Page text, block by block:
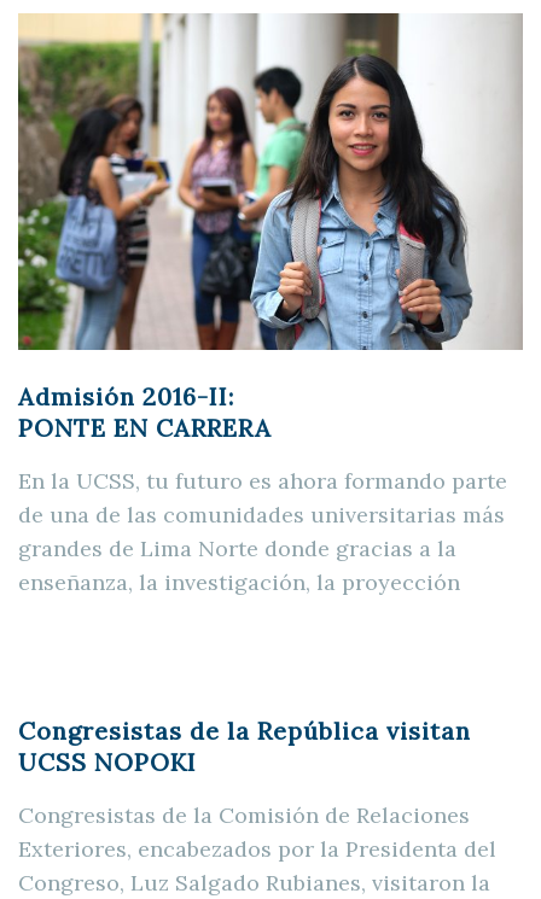
Admisión 2016-II:
PONTE EN CARRERA
En la UCSS, tu futuro es ahora formando parte
de una de las comunidades universitarias más
grandes de Lima Norte donde gracias a la
enseñanza, la investigación, la proyección
Congresistas de la República visitan
UCSS NOPOKI
Congresistas de la Comisión de Relaciones
Exteriores, encabezados por la Presidenta del
Congreso, Luz Salgado Rubianes, visitaron la